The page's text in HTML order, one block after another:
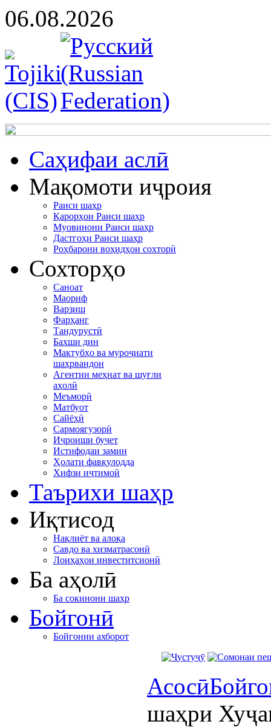
06.08.2026
Cаҳифаи аслӣ
Мақомоти иҷроия
Раиси шаҳр
Қарорҳои Раиси шаҳр
Муовинони Раиси шаҳр
Дастгоҳи Раиси шаҳр
Роҳбарони воҳидҳои сохторӣ
Сохторҳо
Саноат
Маориф
Варзиш
Фарҳанг
Тандурустӣ
Бахши дин
Мактубҳо ва муроҷиати
шаҳрвандон
Агентии меҳнат ва шуғли
аҳолӣ
Меъморӣ
Матбуот
Сайёҳӣ
Сармоягузорӣ
Иҷроиши буҷет
Истифодаи замин
Ҳолати фавқулодда
Хифзи иҷтимоӣ
Таърихи шаҳр
Иқтисод
Нақлиёт ва алоқа
Савдо ва хизматрасонӣ
Лоиҳаҳои инвеститсионӣ
Ба аҳолӣ
Ба сокинони шаҳр
Бойгонӣ
Бойгонии ахборот
Асосӣ
шаҳри